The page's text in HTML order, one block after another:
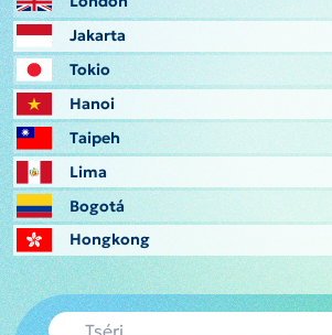
Jakarta
Tokio
Hanoi
Taipeh
Lima
Bogotá
Hongkong